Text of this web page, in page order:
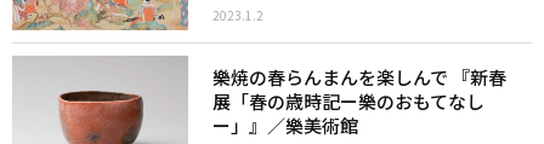
2023.1.2
樂焼の春らんまんを楽しんで 『新春
展「春の歳時記ー樂のおもてなし
ー」』／樂美術館